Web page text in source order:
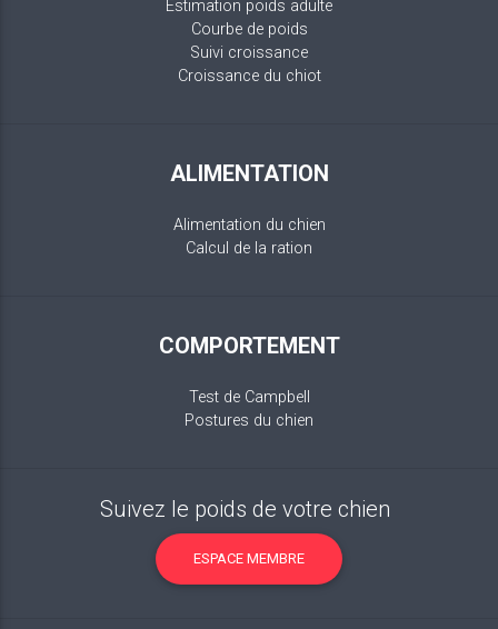
Estimation poids adulte
Courbe de poids
Suivi croissance
Croissance du chiot
ALIMENTATION
Alimentation du chien
Calcul de la ration
COMPORTEMENT
Test de Campbell
Postures du chien
Suivez le poids de votre chien
ESPACE MEMBRE